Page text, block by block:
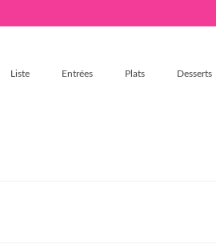
Liste Entrées Plats Desserts